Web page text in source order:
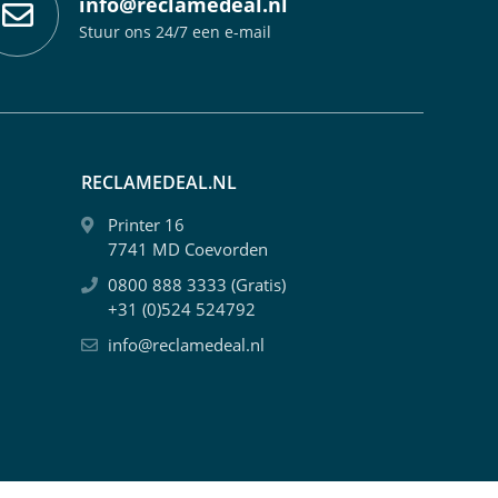
Stuur ons 24/7 een e-mail
RECLAMEDEAL.NL
Printer 16
7741 MD Coevorden
0800 888 3333 (Gratis)
+31 (0)524 524792
info@reclamedeal.nl